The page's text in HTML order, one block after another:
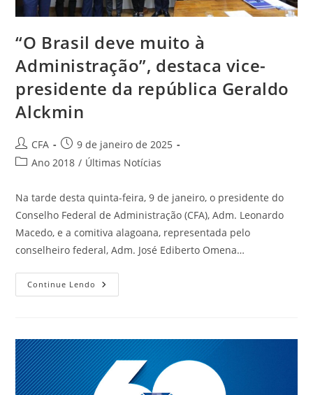
“O Brasil deve muito à
Administração”, destaca vice-
presidente da república Geraldo
Alckmin
CFA
9 de janeiro de 2025
Ano 2018 / Últimas Notícias
Na tarde desta quinta-feira, 9 de janeiro, o presidente do
Conselho Federal de Administração (CFA), Adm. Leonardo
Macedo, e a comitiva alagoana, representada pelo
conselheiro federal, Adm. José Ediberto Omena…
Continue Lendo